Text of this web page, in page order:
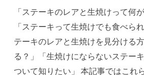
「ステーキのレアと生焼けって何
「ステーキって生焼けでも食べら
テーキのレアと生焼けを見分ける
る？」「生焼けにならないステー
ついて知りたい」 本記事ではこれ